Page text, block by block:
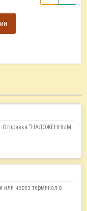
Отправка "НАЛОЖЕННЫМ
через терминал в